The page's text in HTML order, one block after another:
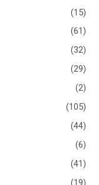
(15)
(61)
(32)
(29)
(2)
(105)
(44)
(6)
(41)
(19)